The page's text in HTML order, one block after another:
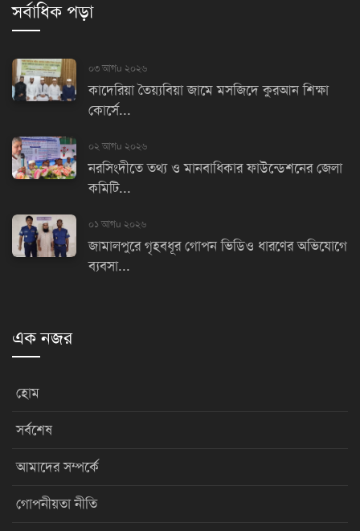
সর্বাধিক পড়া
০৩ আগu ২০২৬
কাদেরিয়া তৈয়্যবিয়া জামে মসজিদে কুরআন শিক্ষা
কোর্সে...
০২ আগu ২০২৬
নরসিংদীতে তথ্য ও মানবাধিকার ফাউন্ডেশনের জেলা
কমিটি...
০১ আগu ২০২৬
জামালপুরে গৃহবধূর গোপন ভিডিও ধারণের অভিযোগে
ব্যবসা...
এক নজর
হোম
সর্বশেষ
আমাদের সম্পর্কে
গোপনীয়তা নীতি